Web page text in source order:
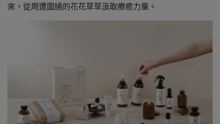
來，從周遭圍繞的花花草草汲取療癒力量。